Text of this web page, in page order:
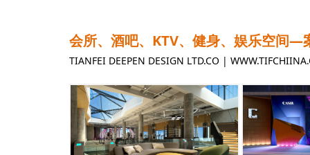
会所、酒吧、KTV、健身、娱乐空间—
TIANFEI DEEPEN DESIGN LTD.CO |